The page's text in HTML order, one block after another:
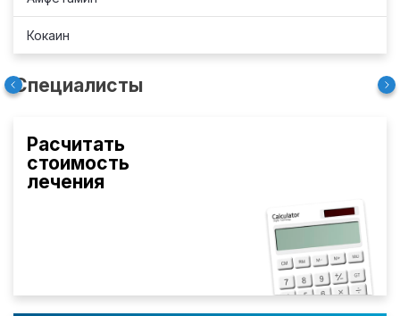
Кокаин
Специалисты
Расчитать
стоимость
лечения